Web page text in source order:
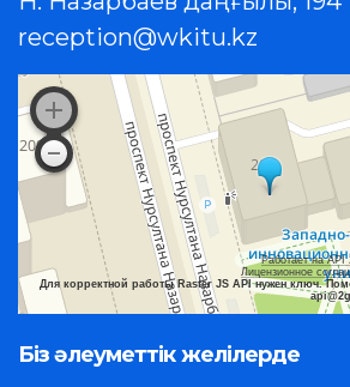
reception@wkitu.kz
Работает на
Лицензионное
Для корректной работы Raster JS API нужен ключ.
Біз әлеуметтік желілерде